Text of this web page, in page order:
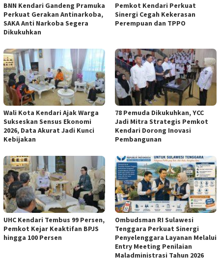
BNN Kendari Gandeng Pramuka
Perkuat Gerakan Antinarkoba,
SAKA Anti Narkoba Segera
Dikukuhkan
Pemkot Kendari Perkuat
Sinergi Cegah Kekerasan
Perempuan dan TPPO
Wali Kota Kendari Ajak Warga
Sukseskan Sensus Ekonomi
2026, Data Akurat Jadi Kunci
Kebijakan
78 Pemuda Dikukuhkan, YCC
Jadi Mitra Strategis Pemkot
Kendari Dorong Inovasi
Pembangunan
UHC Kendari Tembus 99 Persen,
Pemkot Kejar Keaktifan BPJS
hingga 100 Persen
Ombudsman RI Sulawesi
Tenggara Perkuat Sinergi
Penyelenggara Layanan Melalui
Entry Meeting Penilaian
Maladministrasi Tahun 2026